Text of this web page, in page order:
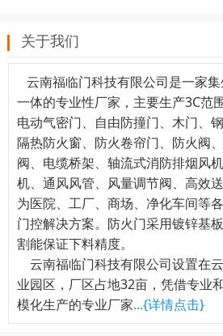
关于我们
云南福临门科技有限公司是一家
一体的专业性厂家，主要生产3C范
电动气密门、自由防撞门、木门、
隔热防火窗、防火卷帘门、防火阀
阀、电缆桥架、轴流式消防排烟风
机、通风风管、风量调节阀、高效
为医院、工厂、商场、净化车间等
门控解决方案。防火门采用镀锌基
割能保证下料精度。
云南福临门科技有限公司设置在
业园区，厂区占地32亩，凭借专业
模化生产的专业厂家...{详情点击}